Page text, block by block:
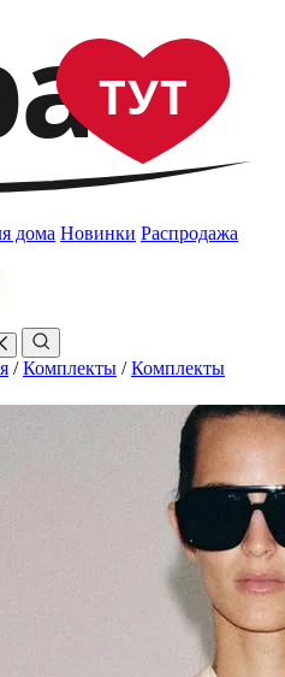
ТУТ
дома Новинки Распродажа
/ Комплекты / Комплекты